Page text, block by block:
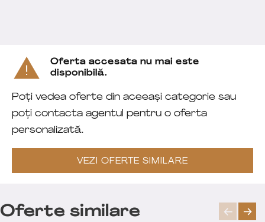
Oferta accesata nu mai este
disponibilă.
Poți vedea oferte din aceeași categorie sau
poți contacta agentul pentru o oferta
personalizată.
VEZI OFERTE SIMILARE
Oferte similare